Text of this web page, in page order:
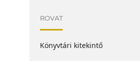
ROVAT
Könyvtári kitekintő